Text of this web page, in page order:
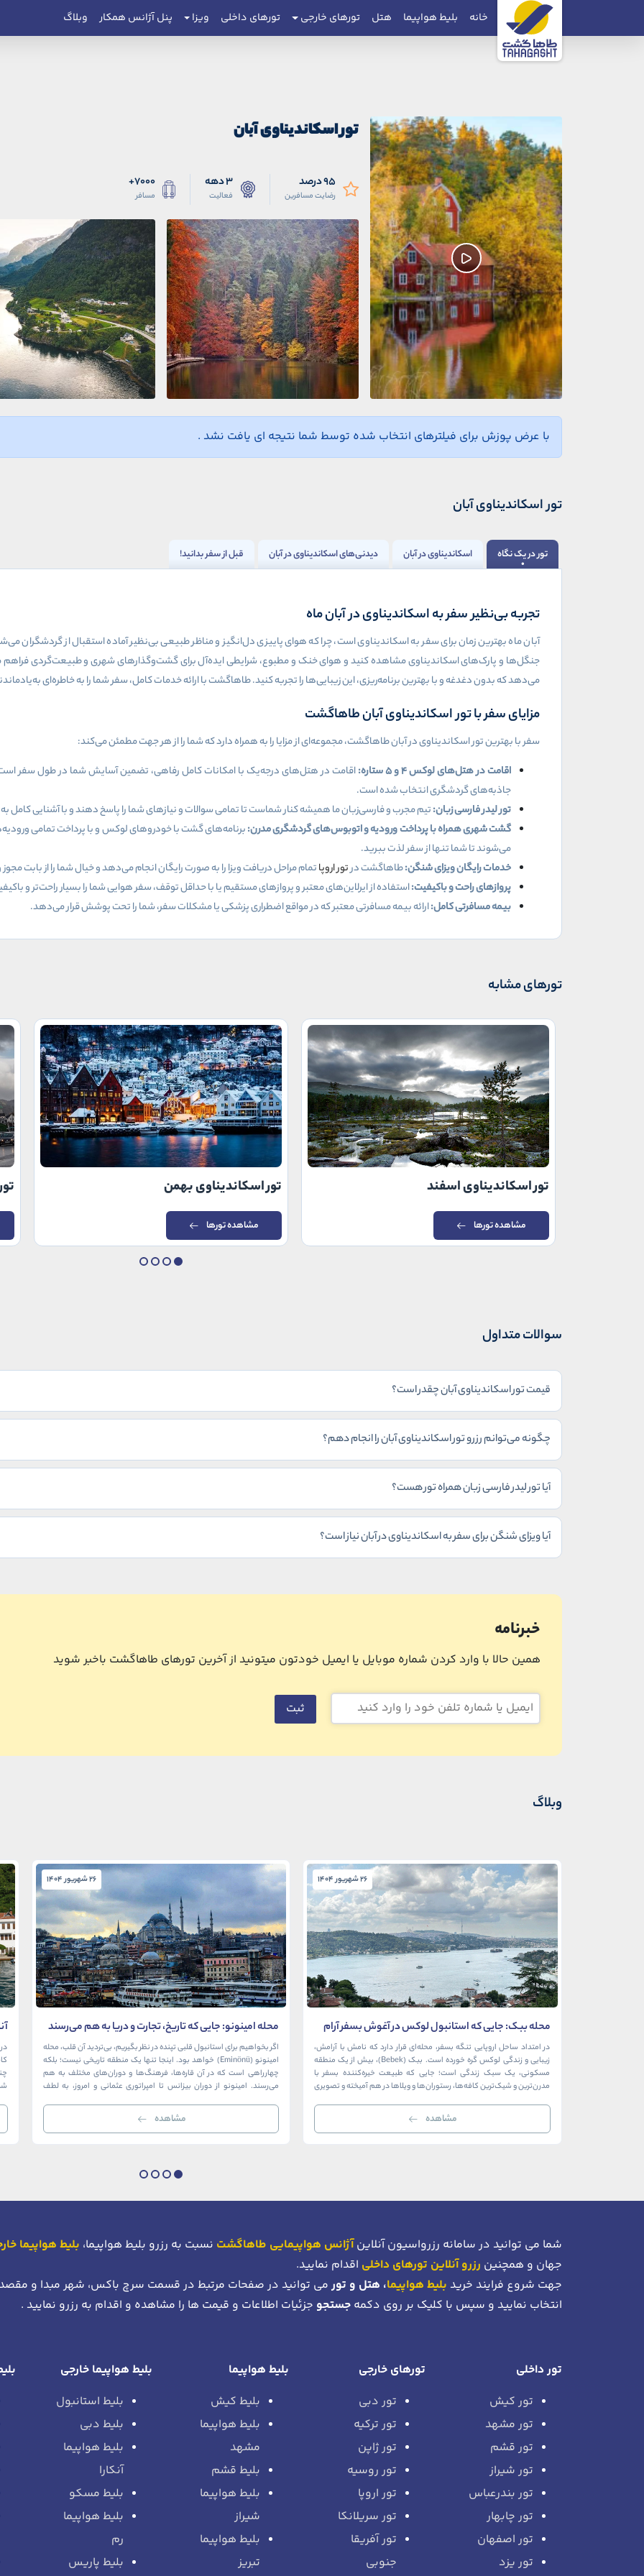
خانه بلیط هواپیما هتل تورهای خارجی تورهای داخلی ویزا پنل آژانس همکار وبلاگ
تور اسکاندیناوی آبان
95 درصد
رضایت مسافرین
3 دهه
فعالیت
7000+
مسافر
با عرض پوزش برای فیلترهای انتخاب شده توسط شما نتیجه ای یافت نشد .
تور اسکاندیناوی آبان
تور در یک نگاه اسکاندیناوی در آبان دیدنی‌های اسکاندیناوی در آبان قبل از سفر بدانید!
تجربه بی‌نظیر سفر به اسکاندیناوی در آبان ماه
آبان ماه بهترین زمان برای سفر به اسکاندیناوی است، چرا که هوای پاییزی دل‌انگیز و مناظر طبیعی بی‌نظیر آماده استقبال از گردشگران
جنگل‌ها و پارک‌های اسکاندیناوی مشاهده کنید و هوای خنک و مطبوع، شرایطی ایده‌آل برای گشت‌وگذارهای شهری و طبیعت‌گردی فراهم
می‌دهد که بدون دغدغه و با بهترین برنامه‌ریزی، این زیبایی‌ها را تجربه کنید. طاهاگشت با ارائه خدمات کامل، سفر شما را به خاطره‌ای
مزایای سفر با تور اسکاندیناوی آبان طاهاگشت
سفر با بهترین تور اسکاندیناوی در آبان طاهاگشت، مجموعه‌ای از مزایا را به همراه دارد که شما را از هر جهت مطمئن می‌کند:
اقامت در هتل‌های لوکس۴و۵ستاره:اقامت در هتل‌های درجه‌یک با امکانات کامل رفاهی، تضمین آسایش شما در طول سفر
جاذبه‌های گردشگری انتخاب شده است.
تور لیدر فارسی زبان:تیم مجرب و فارسی‌زبان ما همیشه کنار شماست تا تمامی سوالات و نیازهای شما را پاسخ دهند و با آشنایی کامل
گشت شهری همراه با پرداخت ورودیه و اتوبوس‌های گردشگری مدرن:برنامه‌های گشت با خودروهای لوکس و با پرداخت تمامی
می‌شوند تا شما تنها از سفر لذت ببرید.
خدمات رایگان ویزای شنگن:طاهاگشت درتور اروپاتمام مراحل دریافت ویزا را به صورت رایگان انجام می‌دهد و خیال شما را از بابت
پروازهای راحت و باکیفیت:استفاده از ایرلاین‌های معتبر و پروازهای مستقیم یا با حداقل توقف، سفر هوایی شما را بسیار راحت‌تر و
بیمه مسافرتی کامل:ارائه بیمه مسافرتی معتبر که در مواقع اضطراری پزشکی یا مشکلات سفر، شما را تحت پوشش قرار می‌دهد.
تورهای مشابه
تور اسکاندیناوی اسفند
مشاهده تورها
تور اسکاندیناوی بهمن
مشاهده تورها
سوالات متداول
قیمت تور اسکاندیناوی آبان چقدر است؟
چگونه می‌توانم رزرو تور اسکاندیناوی آبان را انجام دهم؟
آیا تور لیدر فارسی زبان همراه تور هست؟
آیا ویزای شنگن برای سفر به اسکاندیناوی در آبان نیاز است؟
خبرنامه
همین حالا با وارد کردن شماره موبایل یا ایمیل خودتون میتونید از آخرین تورهای طاهاگشت باخبر شوید
ثبت
وبلاگ
26 شهریور 1404
محله ببک: جایی که استانبول لوکس در آغوش بسفر آرام
می‌گیرد
در امتداد ساحل اروپایی تنگه بسفر، محله‌ای قرار دارد که نامش با آرامش،
زیبایی و زندگی لوکس گره خورده است. ببک (Bebek)، بیش از یک منطقه
مسکونی، یک سبک زندگی است؛ جایی که طبیعت خیره‌کننده بسفر با
مدرن‌ترین و شیک‌ترین کافه‌ها، رستوران‌ها و ویلاها در هم آمیخته و تصویری
مشاهده
26 شهریور 1404
محله امینونو: جایی که تاریخ، تجارت و دریا به هم می‌رسند
اگر بخواهیم برای استانبول قلبی تپنده در نظر بگیریم، بی‌تردید آن قلب، محله
امینونو (Eminönü) خواهد بود. اینجا تنها یک منطقه تاریخی نیست؛ بلکه
چهارراهی است که در آن قاره‌ها، فرهنگ‌ها و دوران‌های مختلف به هم
می‌رسند. امینونو از دوران بیزانس تا امپراتوری عثمانی و امروز، به لطف
مشاهده
شما می توانید در سامانه رزرواسیون آنلاینآژانس هواپیمایی طاهاگشت نسبت به رزرو بلیط هواپیما، بلیط هواپیما
جهان و همچنین رزرو آنلاین تورهای داخلی اقدام نمایید.
جهت شروع فرایند خرید بلیط هواپیما، هتل و تورمی توانید در صفحات مرتبط در قسمت سرچ باکس، شهر مبدا و
انتخاب نمایید و سپس با کلیک بر روی دکمه جستجو جزئیات اطلاعات و قیمت ها را مشاهده و اقدام به رزرو نمایید .
تور داخلی
تور کیش
تور مشهد
تور قشم
تور شیراز
تور بندرعباس
تور چابهار
تور اصفهان
تور یزد
تورهای خارجی
تور دبی
تور ترکیه
تور ژاپن
تور روسیه
تور اروپا
تور سریلانکا
تور آفریقا
جنوبی
بلیط هواپیما
بلیط کیش
بلیط هواپیما
مشهد
بلیط قشم
بلیط هواپیما
شیراز
بلیط هواپیما
تبریز
بلیط هواپیما خارجی
بلیط استانبول
بلیط دبی
بلیط هواپیما
آنکارا
بلیط مسکو
بلیط هواپیما
رم
بلیط پاریس